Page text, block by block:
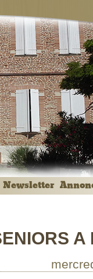
Newsletter
A